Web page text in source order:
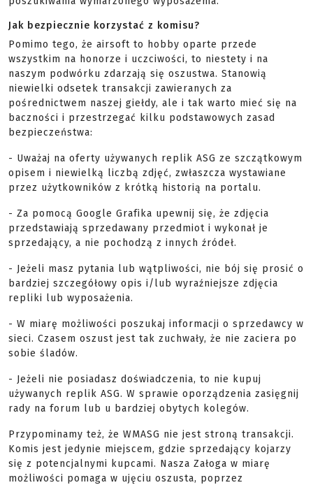
Jak bezpiecznie korzystać z komisu?
Pomimo tego, że airsoft to hobby oparte przede
wszystkim na honorze i uczciwości, to niestety i na
naszym podwórku zdarzają się oszustwa. Stanowią
niewielki odsetek transakcji zawieranych za
pośrednictwem naszej giełdy, ale i tak warto mieć się na
baczności i przestrzegać kilku podstawowych zasad
bezpieczeństwa:
- Uważaj na oferty używanych replik ASG ze szczątkowym
opisem i niewielką liczbą zdjęć, zwłaszcza wystawiane
przez użytkowników z krótką historią na portalu.
- Za pomocą Google Grafika upewnij się, że zdjęcia
przedstawiają sprzedawany przedmiot i wykonał je
sprzedający, a nie pochodzą z innych źródeł.
- Jeżeli masz pytania lub wątpliwości, nie bój się prosić o
bardziej szczegółowy opis i/lub wyraźniejsze zdjęcia
repliki lub wyposażenia.
- W miarę możliwości poszukaj informacji o sprzedawcy w
sieci. Czasem oszust jest tak zuchwały, że nie zaciera po
sobie śladów.
- Jeżeli nie posiadasz doświadczenia, to nie kupuj
używanych replik ASG. W sprawie oporządzenia zasięgnij
rady na forum lub u bardziej obytych kolegów.
Przypominamy też, że WMASG nie jest stroną transakcji.
Komis jest jedynie miejscem, gdzie sprzedający kojarzy
się z potencjalnymi kupcami. Nasza Załoga w miarę
możliwości pomaga w ujęciu oszusta, poprzez